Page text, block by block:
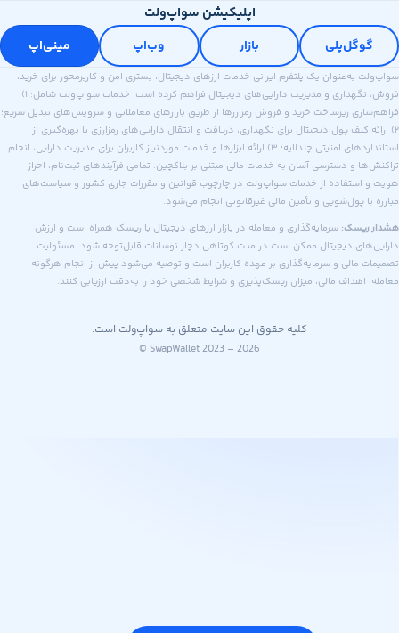
اپلیکیشن سواپ‌ولت
مینی‌اپ
به‌عنوان یک پلتفرم ایرانی خدمات ارزهای دیجیتال، بستری امن و کاربرمحور برای خرید،
فروش، نگهداری و مدیریت دارایی‌های دیجیتال فراهم کرده است. خدمات سواپ‌ولت شامل: ۱)
زیرساخت خرید و فروش رمزارزها از طریق بازارهای معاملاتی و سرویس‌های تبدیل سریع؛
کیف پول دیجیتال برای نگهداری، دریافت و انتقال دارایی‌های رمزارزی با بهره‌گیری از
استانداردهای امنیتی چندلایه؛ ۳) ارائه ابزارها و خدمات موردنیاز کاربران برای مدیریت دارایی، انجام
و دسترسی آسان به خدمات مالی مبتنی بر بلاکچین. تمامی فرآیندهای ثبت‌نام، احراز
از خدمات سواپ‌ولت در چارچوب قوانین و مقررات جاری کشور و سیاست‌های
پول‌شویی و تأمین مالی غیرقانونی انجام می‌شود.
سرمایه‌گذاری و معامله در بازار ارزهای دیجیتال با ریسک همراه است و ارزش
دیجیتال ممکن است در مدت کوتاهی دچار نوسانات قابل‌توجه شود. مسئولیت
مالی و سرمایه‌گذاری بر عهده کاربران است و توصیه می‌شود پیش از انجام هرگونه
اهداف مالی، میزان ریسک‌پذیری و شرایط شخصی خود را به‌دقت ارزیابی کنند.
کلیه حقوق این سایت متعلق به سواپ‌ولت است.
© SwapWallet 2023 – 2026